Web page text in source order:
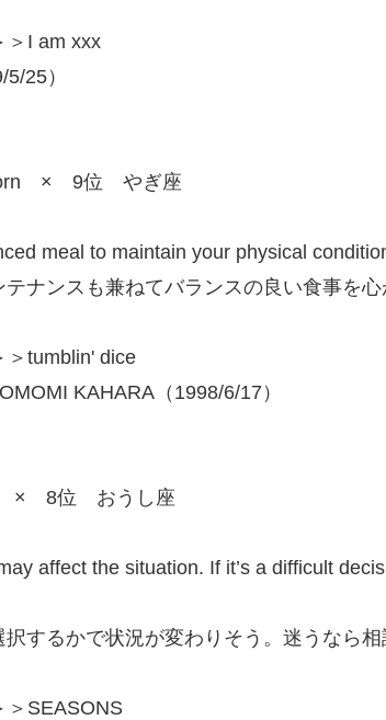
＞I am xxx
25）
× 9位 やぎ座
meal to maintain your physical
テナンスも兼ねてバランスの良い食事を心
＞tumblin' dice
KAHARA（1998/6/17）
× 8位 おうし座
affect the situation. If it’s a difficult
択するかで状況が変わりそう。迷うなら相
＞SEASONS